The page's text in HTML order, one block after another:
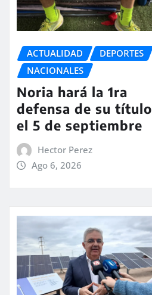
ACTUALIDAD
DEPORTES
NACIONALES
Noria hará la 1ra
defensa de su título
el 5 de septiembre
Hector Perez
Ago 6, 2026